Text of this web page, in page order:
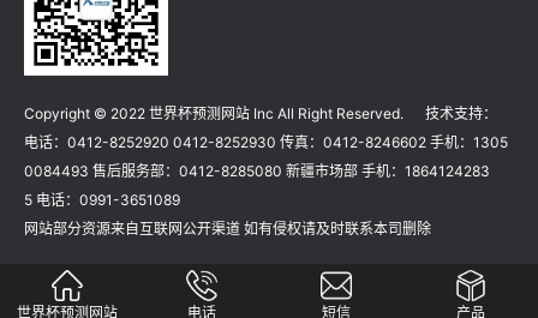
Copyright © 2022 世界杯预测网站 Inc All Right Reserved. 技术支持：
电话：0412-8252920 0412-8252930 传真：0412-8246602 手机：1305
0084493 售后服务部：0412-8285080 新疆市场部 手机：1864124283
5 电话：0991-3651089
网站部分资源来自互联网公开渠道 如有侵权请及时联系本司删除
世界杯预测网站 电话 短信 产品